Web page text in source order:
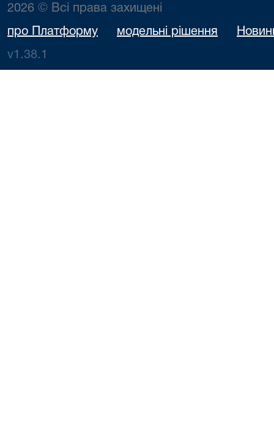
2026 © Всі права захищені
про Платформу модельні рішення
v1.38.1